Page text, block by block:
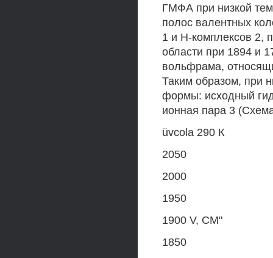
ГМФА при низкой
полос валентных
1 и Н-комплексов 2,
области при 1894 и
вольфрама,
Таким образом, при
формы: исходный
ионная пара 3
üvcola 290 К
2050
2000
1950
1900 V, СМ"
1850